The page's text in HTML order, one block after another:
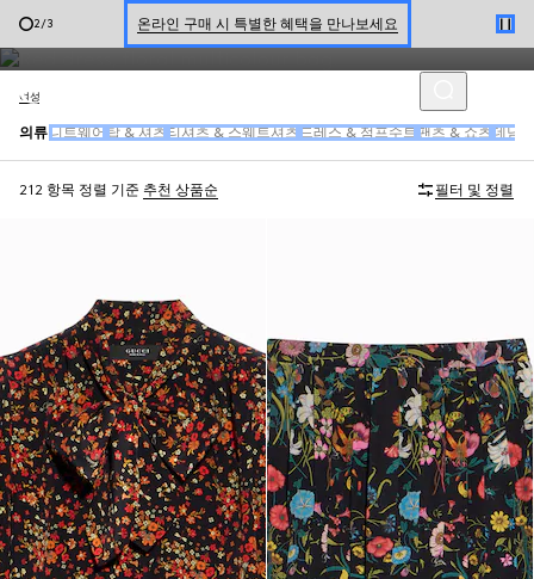
3/3 신세계 강남 팝업 스토어 예약하기 7/30-8/9
한정 기간 만나보는 장기 무이자 할부 서비스
하우스가 디자인한 여성 레디-투-웨어 컬렉션에서는 실크 드레스, 트위
드 앙상블 및 장식이 조화를 이룹니다.
여성
의류 니트웨어 탑 & 셔츠 티셔츠 & 스웨트셔츠 드레스 & 점프수트 팬츠 & 쇼츠 데님
212 항목 정렬 기준 추천 상품순 필터 및 정렬